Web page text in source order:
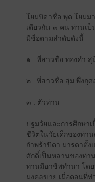
โยมบิดาชื่อ พุด โยมม
เดียวกัน ๓ คน ท่านเ
มีชื่อตามลำดับดังนี้
๑ . พี่สาวชื่อ ทองคำ สุ
๒ . พี่สาวชื่อ สุ่ม พึ่งกุศ
๓ . ตัวท่าน
ปฐมวัยและการศึกษาเ
ชีวิตในวัยเด็กของท่า
กำพร้าบิดา มารดาตั้ง
ศักดิ์เป็นหลานของท่า
ท่านมีอาชีพทำนา โด
มงคลขาย เมื่อตอนที่ท่